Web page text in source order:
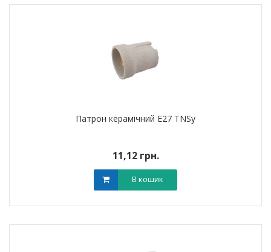
Патрон керамічний E27 TNSy
11,12 грн.
В кошик